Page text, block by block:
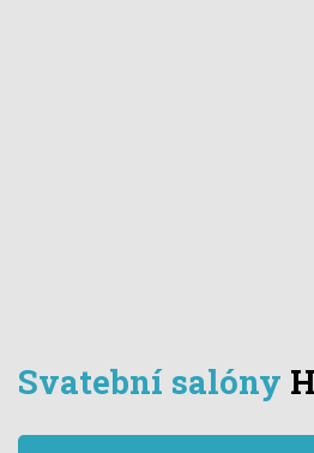
Svatební salóny